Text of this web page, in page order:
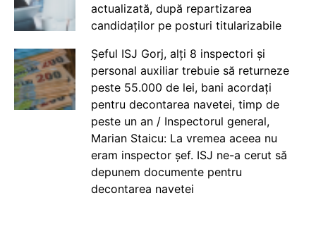
actualizată, după repartizarea
candidaților pe posturi titularizabile
Șeful ISJ Gorj, alți 8 inspectori și
personal auxiliar trebuie să returneze
peste 55.000 de lei, bani acordați
pentru decontarea navetei, timp de
peste un an / Inspectorul general,
Marian Staicu: La vremea aceea nu
eram inspector șef. ISJ ne-a cerut să
depunem documente pentru
decontarea navetei